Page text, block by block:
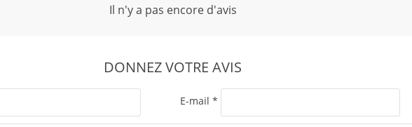
Il n'y a pas encore d'avis
DONNEZ VOTRE AVIS
E-mail *